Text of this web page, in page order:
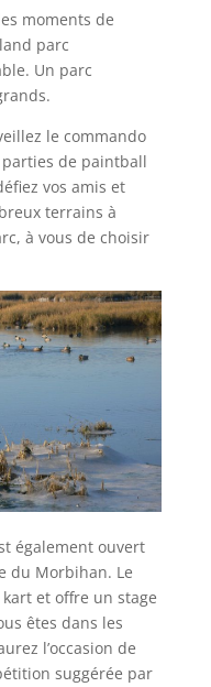
moments de
parc
Un parc
le commando
de paintball
vos amis et
terrains à
à vous de choisir
également ouvert
du Morbihan. Le
et offre un stage
êtes dans les
l’occasion de
suggérée par